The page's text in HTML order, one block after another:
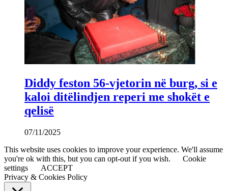
Diddy feston 56-vjetorin në burg, si e
kaloi ditëlindjen reperi me shokët e
qelisë
07/11/2025
This website uses cookies to improve your experience. We'll assume
you're ok with this, but you can opt-out if you wish.
Cookie
settings
ACCEPT
Privacy & Cookies Policy